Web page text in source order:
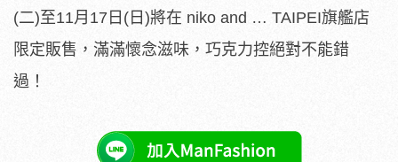
(二)至11月17日(日)將在 niko and … TAIPEI旗艦店
限定販售，滿滿懷念滋味，巧克力控絕對不能錯
過！